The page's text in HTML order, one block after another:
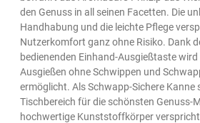
den Genuss in all seinen Facetten. Die
Handhabung und die leichte Pflege
Nutzerkomfort ganz ohne Risiko. Dank
bedienenden Einhand-Ausgießtaste
Ausgießen ohne Schwippen und
ermöglicht. Als Schwapp-Sichere Kanne
Tischbereich für die schönsten Genuss-
hochwertige Kunststoffkörper